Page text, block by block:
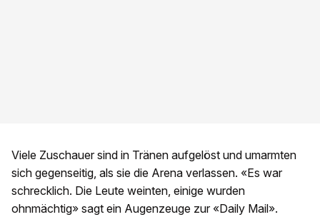
Viele Zuschauer sind in Tränen aufgelöst und umarmten
sich gegenseitig, als sie die Arena verlassen. «Es war
schrecklich. Die Leute weinten, einige wurden
ohnmächtig» sagt ein Augenzeuge zur «Daily Mail».